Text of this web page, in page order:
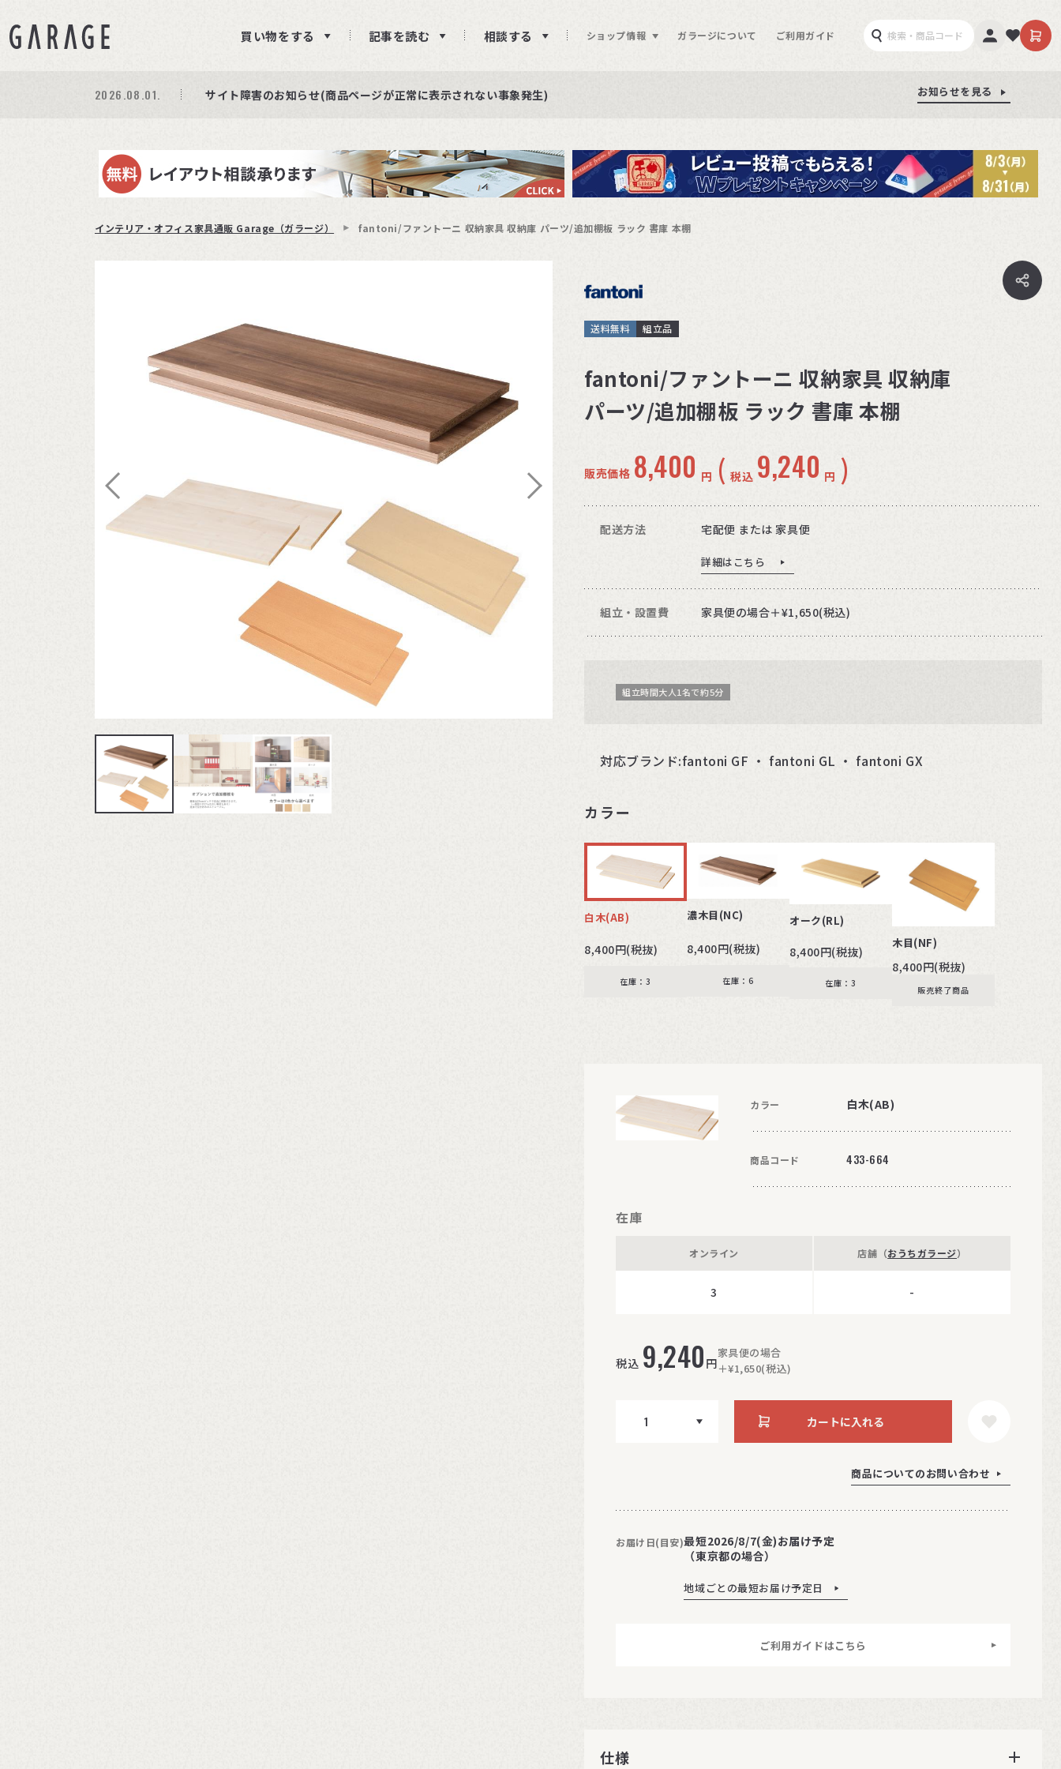
買い物をする 記事を読む 相談する ショップ情報 ガラージについて ご利用ガイド
期間限定プレゼント│レビュー投稿をお待ちしております お知らせを見る
商品ページ障害復旧のお知らせ お知らせを見る
2026.08.01. サイト障害のお知らせ(商品ページが正常に表示されない事象発生) お知らせを見る
インテリア・オフィス家具通販 Garage（ガラージ） fantoni/ファントーニ 収納家具 収納庫 パーツ/追加棚板 ラック 書庫 本棚
送料無料 組立品
fantoni/ファントーニ 収納家具 収納庫
パーツ/追加棚板 ラック 書庫 本棚
販売価格 8,400 円 ( 税込 9,240 円 )
配送方法 宅配便 または 家具便
詳細はこちら
組立・設置費 家具便の場合＋¥1,650(税込)
組立時間大人1名で約5分
対応ブランド:fantoni GF ・ fantoni GL ・ fantoni GX
カラー
白木(AB)
8,400円(税抜)
在庫：3
濃木目(NC)
8,400円(税抜)
在庫：6
オーク(RL)
8,400円(税抜)
在庫：3
木目(NF)
8,400円(税抜)
販売終了商品
カラー 白木(AB)
商品コード 433-664
在庫
オンライン
3
店舗（おうちガラージ）
-
税込 9,240 円
家具便の場合
＋¥1,650(税込)
カートに入れる
商品についてのお問い合わせ
お届け日(目安)最短2026/8/7(金)お届け予定
（東京都の場合）
地域ごとの最短お届け予定日
ご利用ガイドはこちら
仕様